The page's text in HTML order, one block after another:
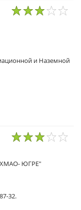
и Наземной
ХМАО- ЮГРЕ"
32.